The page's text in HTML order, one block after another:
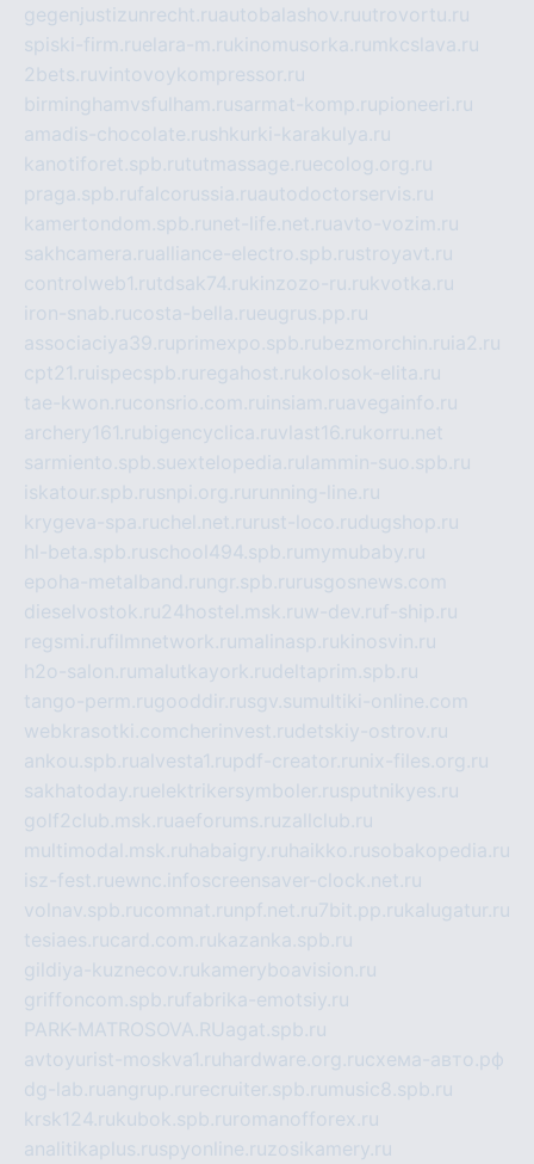
gegenjustizunrecht.ruautobalashov.ruutrovortu.ru
spiski-firm.ruelara-m.rukinomusorka.ru mkcslava.ru
2bets.ruvintovoykompressor.ru
birminghamvsfulham.rusarmat-komp.rupioneeri.ru
amadis-chocolate.rushkurki-karakulya.ru
kanotiforet.spb.rututmassage.ruecolog.org.ru
praga.spb.rufalcorussia.ruautodoctorservis.ru
kamertondom.spb.ru net-life.net.ruavto-vozim.ru
sakhcamera.rualliance-electro.spb.rustroyavt.ru
controlweb1.rutdsak74.rukinzozo-ru.rukvotka.ru
iron-snab.rucosta-bella.rueugrus.pp.ru
associaciya39.ruprimexpo.spb.rubezmorchin.ru ia2.ru
cpt21.ru ispecspb.ru regahost.rukolosok-elita.ru
tae-kwon.ruconsrio.com.ru insiam.ruavegainfo.ru
archery161.rubigencyclica.ruvlast16.rukorru.net
sarmiento.spb.suextelopedia.ru lammin-suo.spb.ru
iskatour.spb.rusnpi.org.ru running-line.ru
krygeva-spa.ruchel.net.ru rust-loco.rudugshop.ru
hl-beta.spb.ruschool494.spb.ru mymubaby.ru
epoha-metalband.ru ngr.spb.ru rusgosnews.com
dieselvostok.ru24hostel.msk.ruw-dev.ruf-ship.ru
regsmi.rufilmnetwork.ru malinasp.rukinosvin.ru
h2o-salon.ru malutkayork.rudeltaprim.spb.ru
tango-perm.rugooddir.rusgv.su multiki-online.com
webkrasotki.comcherinvest.rudetskiy-ostrov.ru
ankou.spb.rualvesta1.rupdf-creator.ru nix-files.org.ru
sakhatoday.ruelektrikersymboler.rusputnikyes.ru
golf2club.msk.ruaeforums.ruzallclub.ru
multimodal.msk.ru habaigry.ru haikko.rusobakopedia.ru
isz-fest.ruewnc.infoscreensaver-clock.net.ru
volnav.spb.rucomnat.ru npf.net.ru 7bit.pp.rukalugatur.ru
tesiaes.rucard.com.rukazanka.spb.ru
gildiya-kuznecov.rukameryboavision.ru
griffoncom.spb.rufabrika-emotsiy.ru
PARK-MATROSOVA.RUagat.spb.ru
avtoyurist-moskva1.ru hardware.org.ruсхема-авто.рф
dg-lab.ruangrup.ru recruiter.spb.ru music8.spb.ru
krsk124.rukubok.spb.ru romanofforex.ru
analitikaplus.ruspyonline.ruzosikamery.ru